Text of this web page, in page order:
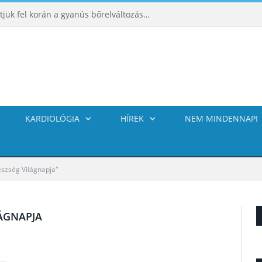
ABCDE‑módszer: így ismerhetjük fel korán a gyanús bőrelváltozásokat
KARDIOLÓGIA HÍREK NEM MINDENNAPI
Világnapja"